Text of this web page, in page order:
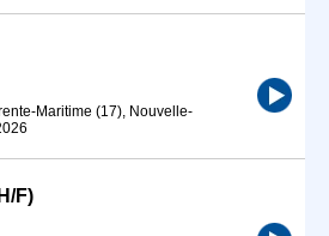
Maritime (17), Nouvelle-
F)